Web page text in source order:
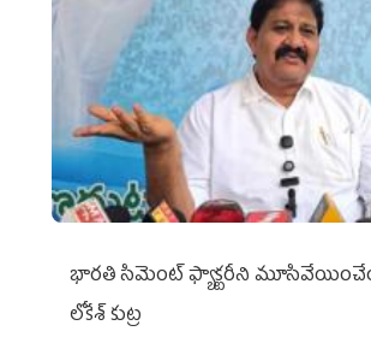
భారతి సిమెంట్ ఫ్యాక్టరీని
లోకేశ్ కుట్ర